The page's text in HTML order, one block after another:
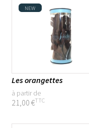
Chocolat Lait
Chocolat
Chocolat
Chocolat
Chocolat
NEW
Les orangettes
à partir de
21,00 €TTC